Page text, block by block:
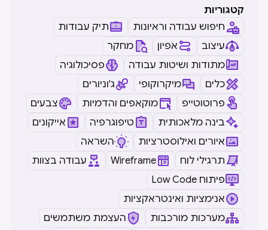
קטגוריות
חיפוש עבודה וראיונות
תיק עבודות
עיצוב
אפיון
מחקר
מתודות ושיטות עבודה
פסיכולוגיה
כלים
מיקרוקופי
ג'וניורים
פרוטוטייפ
מוקאפים והדמיות
צבעים
בינה מלאכותית
טיפוגרפיה
אייקונים
איורים ואילוסטרציות
השראה
תרגילי לוח
Wireframe
עבודה בצוות
Low Code פיתוח
אנימציות ואינטראקציות
מערכות מורכבות
העצמת משתמשים